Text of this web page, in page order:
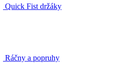
Quick Fist držáky
Ráčny a popruhy